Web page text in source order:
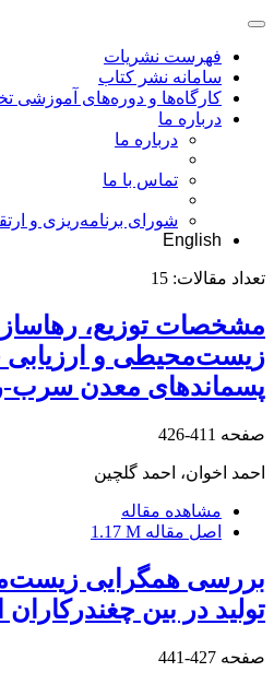
فهرست نشریات
سامانه نشر کتاب
کارگاه‌ها و دوره‌های آموزشی
درباره ما
درباره ما
تماس با ما
شورای برنامه‌ریزی و
English
تعداد مقالات: 15
مشخصات توزیع،
زیست‌محیطی و ارزیابی
پسماندهای معدن
صفحه 411-426
احمد اخوان، احمد گلچین
مشاهده مقاله
اصل مقاله 1.17 M
بررسی همگرایی
تولید در بین
صفحه 427-441